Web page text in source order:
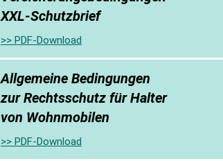
XXL-Schutzbrief
>> PDF-Download
Allgemeine Bedingungen
zur Rechtsschutz für Halter
von Wohnmobilen
>> PDF-Download